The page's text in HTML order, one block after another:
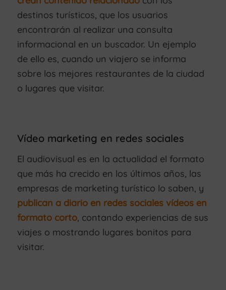
destinos turísticos, que los usuarios
encontrarán al realizar una consulta
informacional en un buscador. Un ejemplo
de ello es, cuando un viajero se informa
sobre los mejores restaurantes de la ciudad
o lugares que visitar.
Vídeo marketing en redes sociales
El audiovisual es en la actualidad el formato
que más ha crecido en los últimos años, las
empresas de marketing turístico lo saben, y
publican a diario en redes sociales vídeos en
formato corto, contando experiencias de sus
viajes o mostrando lugares bonitos para
visitar.